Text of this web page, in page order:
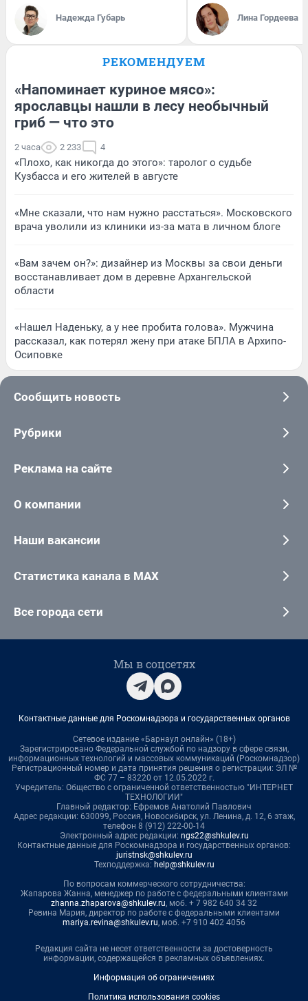
Надежда Губарь Лина Гордеева
РЕКОМЕНДУЕМ
«Напоминает куриное мясо»:
ярославцы нашли в лесу необычный
гриб — что это
2 часа 2 233 4
«Плохо, как никогда до этого»: таролог о судьбе
Кузбасса и его жителей в августе
«Мне сказали, что нам нужно расстаться». Московского
врача уволили из клиники из-за мата в личном блоге
«Вам зачем он?»: дизайнер из Москвы за свои деньги
восстанавливает дом в деревне Архангельской
области
«Нашел Наденьку, а у нее пробита голова». Мужчина
рассказал, как потерял жену при атаке БПЛА в Архипо-
Осиповке
Сообщить новость
Рубрики
Реклама на сайте
О компании
Наши вакансии
Статистика канала в MAX
Все города сети
Мы в соцсетях
Контактные данные для Роскомнадзора и государственных органов
Сетевое издание «Барнаул онлайн» (18+)
Зарегистрировано Федеральной службой по надзору в сфере связи,
информационных технологий и массовых коммуникаций (Роскомнадзор)
Регистрационный номер и дата принятия решения о регистрации: ЭЛ №
ФС 77 – 83220 от 12.05.2022 г.
Учредитель: Общество с ограниченной ответственностью "ИНТЕРНЕТ
ТЕХНОЛОГИИ"
Главный редактор: Ефремов Анатолий Павлович
Адрес редакции: 630099, Россия, Новосибирск, ул. Ленина, д. 12, 6 этаж,
телефон 8 (912) 222-00-14
Электронный адрес редакции: ngs22@shkulev.ru
Контактные данные для Роскомнадзора и государственных органов:
juristnsk@shkulev.ru
Техподдержка: help@shkulev.ru
По вопросам коммерческого сотрудничества:
Жапарова Жанна, менеджер по работе с федеральными клиентами
zhanna.zhaparova@shkulev.ru, моб. + 7 982 640 34 32
Ревина Мария, директор по работе с федеральными клиентами
mariya.revina@shkulev.ru, моб. +7 910 402 4056
Редакция сайта не несет ответственности за достоверность
информации, содержащейся в рекламных объявлениях.
Информация об ограничениях
Политика использования cookies